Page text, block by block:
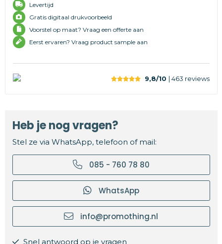
Levertijd
Gratis digitaal drukvoorbeeld
Voorstel op maat? Vraag een offerte aan
Eerst ervaren? Vraag product sample aan
9,8/10 | 463 reviews
Heb je nog vragen?
Stel ze via WhatsApp, telefoon of mail:
085 - 760 78 80
WhatsApp
info@promothing.nl
Snel antwoord op je vragen